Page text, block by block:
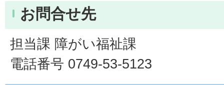
お問合せ先
担当課 障がい福祉課
電話番号 0749-53-5123